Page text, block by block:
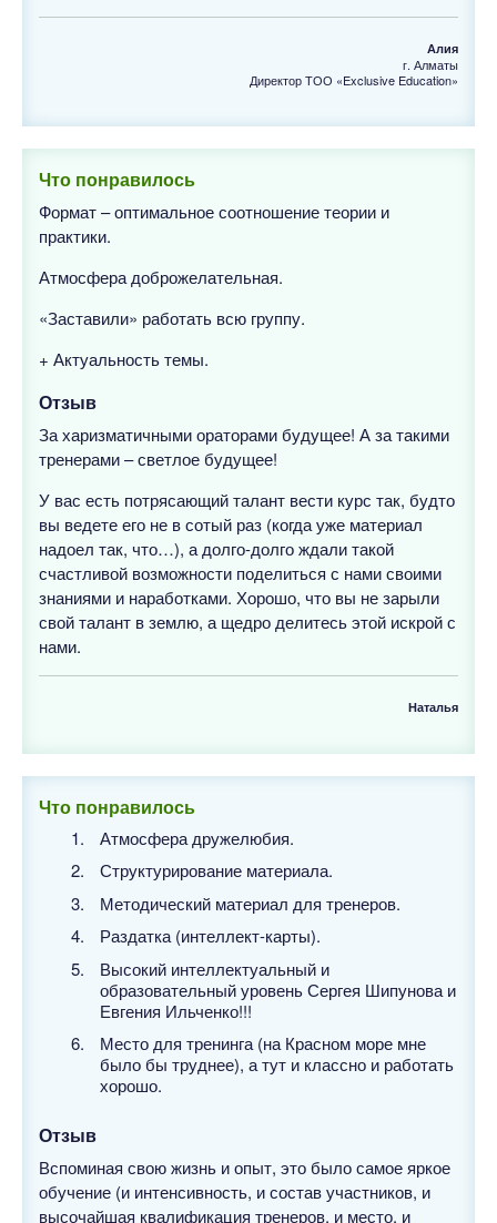
Алия
г. Алматы
Директор ТОО «Exclusive Education»
Что понравилось
Формат – оптимальное соотношение теории и
практики.
Атмосфера доброжелательная.
«Заставили» работать всю группу.
+ Актуальность темы.
Отзыв
За харизматичными ораторами будущее! А за такими
тренерами – светлое будущее!
У вас есть потрясающий талант вести курс так, будто
вы ведете его не в сотый раз (когда уже материал
надоел так, что…), а долго-долго ждали такой
счастливой возможности поделиться с нами своими
знаниями и наработками. Хорошо, что вы не зарыли
свой талант в землю, а щедро делитесь этой искрой с
нами.
Наталья
Что понравилось
Атмосфера дружелюбия.
Структурирование материала.
Методический материал для тренеров.
Раздатка (интеллект-карты).
Высокий интеллектуальный и
образовательный уровень Сергея Шипунова и
Евгения Ильченко!!!
Место для тренинга (на Красном море мне
было бы труднее), а тут и классно и работать
хорошо.
Отзыв
Вспоминая свою жизнь и опыт, это было самое яркое
обучение (и интенсивность, и состав участников, и
высочайшая квалификация тренеров, и место, и